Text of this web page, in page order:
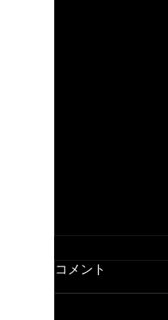
コメント